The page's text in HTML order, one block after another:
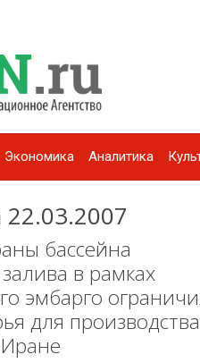
Экономика Аналитика
22.03.2007
бассейна
в рамках
эмбарго
для производства